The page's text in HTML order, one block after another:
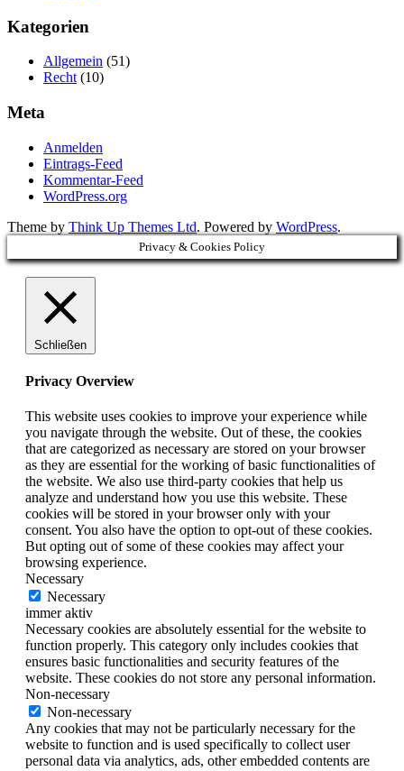
Kategorien
Allgemein (51)
Recht(10)
Meta
Anmelden
Eintrags-Feed
Kommentar-Feed
WordPress.org
Theme by Think Up Themes Ltd. Powered by WordPress.
Privacy & Cookies Policy
Schließen
Privacy Overview
This website uses cookies to improve your experience while
you navigate through the website. Out of these, the cookies
that are categorized as necessary are stored on your browser
as they are essential for the working of basic functionalities of
the website. We also use third-party cookies that help us
analyze and understand how you use this website. These
cookies will be stored in your browser only with your
consent. You also have the option to opt-out of these cookies.
But opting out of some of these cookies may affect your
browsing experience.
Necessary
Necessary
immer aktiv
Necessary cookies are absolutely essential for the website to
function properly. This category only includes cookies that
ensures basic functionalities and security features of the
website. These cookies do not store any personal information.
Non-necessary
Non-necessary
Any cookies that may not be particularly necessary for the
website to function and is used specifically to collect user
personal data via analytics, ads, other embedded contents are